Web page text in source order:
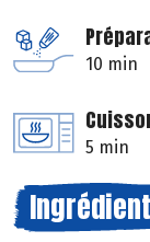
10 min
5 min